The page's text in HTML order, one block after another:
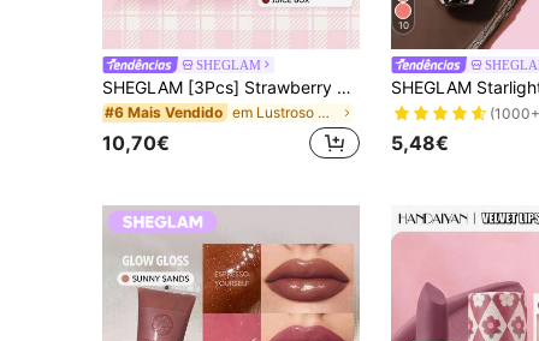
SHEGLAM
SHEGLAM [3Pcs] Strawberry Lippies Kit Marca De Beleza CosméTicos Maquiagem Para Mulheres E Meninas
#6 Mais Vendido em Lustroso Conjuntos de lábios
10,70€
10
5,48€